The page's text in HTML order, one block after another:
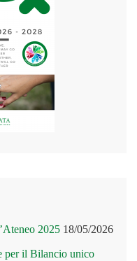
2025 18/05/2026
per il Bilancio unico